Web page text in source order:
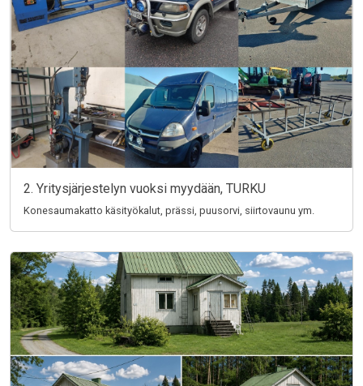
2. Yritysjärjestelyn vuoksi myydään, TURKU
Konesaumakatto käsityökalut, prässi, puusorvi, siirtovaunu ym.